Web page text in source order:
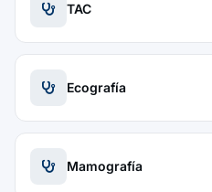
TAC
Ecografía
Mamografía